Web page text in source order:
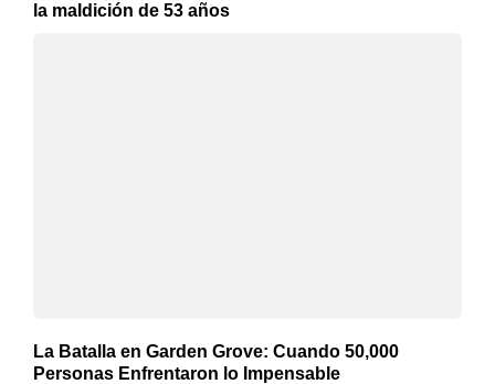
la maldición de 53 años
La Batalla en Garden Grove: Cuando 50,000
Personas Enfrentaron lo Impensable